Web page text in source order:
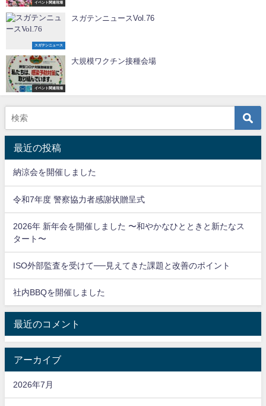
イベント関連現場
スガテンニュース
スガテンニュースVol.76
イベント関連現場
大規模ワクチン接種会場
最近の投稿
納涼会を開催しました
令和7年度 警察協力者感謝状贈呈式
2026年 新年会を開催しました 〜和やかなひとときと新たなス
タート〜
ISO外部監査を受けて──見えてきた課題と改善のポイント
社内BBQを開催しました
最近のコメント
アーカイブ
2026年7月